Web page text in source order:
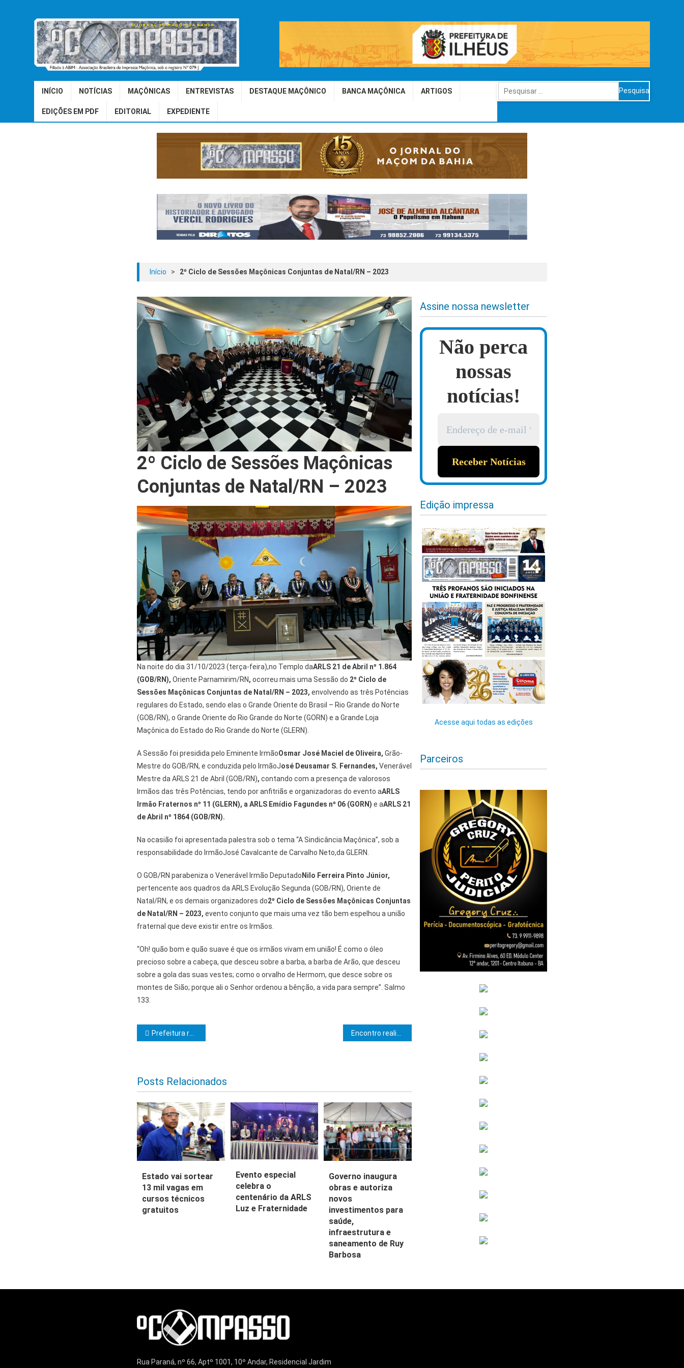
INÍCIO NOTÍCIAS MAÇÔNICAS ENTREVISTAS DESTAQUE MAÇÔNICO BANCA MAÇÔNICA ARTIGOS
EDIÇÕES EM PDF EDITORIAL EXPEDIENTE
Pesquisar
por:
Início > 2º Ciclo de Sessões Maçônicas Conjuntas de Natal/RN – 2023
2º Ciclo de Sessões Maçônicas
Conjuntas de Natal/RN – 2023
Na noite do dia 31/10/2023 (terça-feira),no Templo daARLS 21 de Abril nº 1.864
(GOB/RN), Oriente Parnamirim/RN, ocorreu mais uma Sessão do 2º Ciclo de
Sessões Maçônicas Conjuntas de Natal/RN – 2023, envolvendo as três Potências
regulares do Estado, sendo elas o Grande Oriente do Brasil – Rio Grande do Norte
(GOB/RN), o Grande Oriente do Rio Grande do Norte (GORN) e a Grande Loja
Maçônica do Estado do Rio Grande do Norte (GLERN).
A Sessão foi presidida pelo Eminente IrmãoOsmar José Maciel de Oliveira, Grão-
Mestre do GOB/RN, e conduzida pelo IrmãoJosé Deusamar S. Fernandes, Venerável
Mestre da ARLS 21 de Abril (GOB/RN), contando com a presença de valorosos
Irmãos das três Potências, tendo por anfitriãs e organizadoras do evento aARLS
Irmão Fraternos nº 11 (GLERN), a ARLS Emídio Fagundes nº 06 (GORN) e aARLS 21
de Abril nº 1864 (GOB/RN).
Na ocasião foi apresentada palestra sob o tema “A Sindicância Maçônica”, sob a
responsabilidade do IrmãoJosé Cavalcante de Carvalho Neto,da GLERN.
O GOB/RN parabeniza o Venerável Irmão Deputado Nilo Ferreira Pinto Júnior,
pertencente aos quadros da ARLS Evolução Segunda (GOB/RN), Oriente de
Natal/RN, e os demais organizadores do2º Ciclo de Sessões Maçônicas Conjuntas
de Natal/RN – 2023, evento conjunto que mais uma vez tão bem espelhou a união
fraternal que deve existir entre os Irmãos.
“Oh! quão bom e quão suave é que os irmãos vivam em união! É como o óleo
precioso sobre a cabeça, que desceu sobre a barba, a barba de Arão, que desceu
sobre a gola das suas vestes; como o orvalho de Hermom, que desce sobre os
montes de Sião; porque ali o Senhor ordenou a bênção, a vida para sempre”. Salmo
133.
Navegação de Post
Prefeitura reforça manutenção e recuperação de sinalizações horizontais e verticais nas ruas de Itabuna
Posts Relacionados
Estado vai sortear
13 mil vagas em
cursos técnicos
gratuitos
Evento especial
celebra o
centenário da ARLS
Luz e Fraternidade
Governo inaugura
obras e autoriza
novos
investimentos para
saúde,
infraestrutura e
saneamento de Ruy
Barbosa
Assine nossa newsletter
Não perca
nossas
notícias!
Edição impressa
Acesse aqui todas as edições
Parceiros
Rua Paraná, nº 66, Aptº 1001, 10º Andar, Residencial Jardim